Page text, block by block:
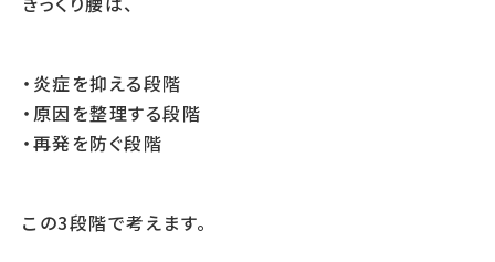
・炎症を抑える段階
・原因を整理する段階
・再発を防ぐ段階
この3段階で考えます。